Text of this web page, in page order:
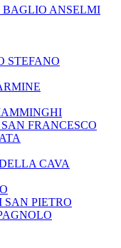
BAGLIO ANSELMI
STEFANO
FRANCESCO
CAVA
SAN PIETRO